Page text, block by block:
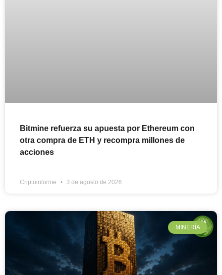
Bitmine refuerza su apuesta por Ethereum con
otra compra de ETH y recompra millones de
acciones
Criptoinforme 3 de agosto de 2026
MINERÍA